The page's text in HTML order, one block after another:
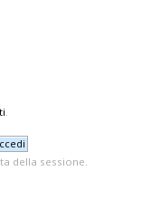
.
della sessione.